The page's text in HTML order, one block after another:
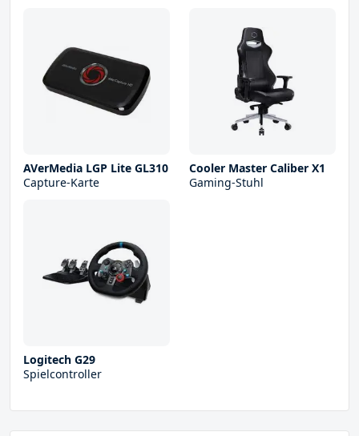
AVerMedia LGP Lite GL310
Capture-Karte
Cooler Master Caliber X1
Gaming-Stuhl
Logitech G29
Spielcontroller